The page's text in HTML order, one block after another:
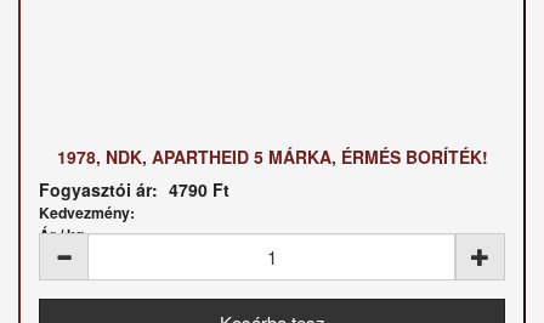
1978, NDK, APARTHEID 5 MÁRKA, ÉRMÉS BORÍTÉK!
Fogyasztói ár: 4790 Ft
Kedvezmény:
Ár / kg: